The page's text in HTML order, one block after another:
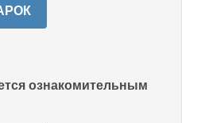
ознакомительным